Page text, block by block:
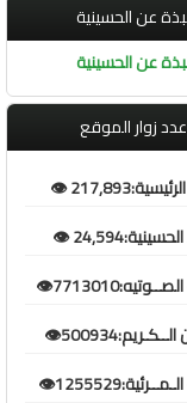
عن الحسينية
عن الحسينية
عدد زوار الموقع
👁️
👁️